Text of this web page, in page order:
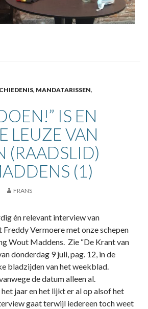
, MANDATARISSEN,
IS EN
LEUZE VAN
(RAADSLID)
(1)
FRANS
én relevant interview van
Vermoere met onze schepen
Wout Maddens. Zie “De Krant van
donderdag 9 juli, pag. 12, in de
bladzijden van het weekblad.
de datum alleen al.
jaar en het lijkt er al op alsof het
gaat terwijl iedereen toch weet